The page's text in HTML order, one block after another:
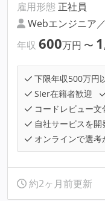
雇用形態 正社員
Webエンジニア
年収 600万円 〜
下限年収500万円
SIer在籍者歓迎
コードレビュー文
自社サービスを開
オンラインで選考
約2ヶ月前更新